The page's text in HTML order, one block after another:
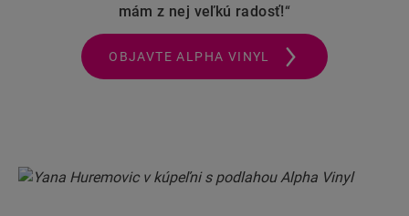
mám z nej veľkú radosť!“
OBJAVTE ALPHA VINYL